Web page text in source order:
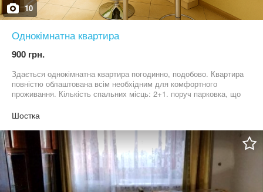
10
Однокімнатна квартира
900 грн.
Здається однокімнатна квартира погодинно, подобово. Квартира
повністю облаштована всім необхідним для комфортного
проживання. Кількість спальних місць: 2+1. поруч парковка, що
Шостка